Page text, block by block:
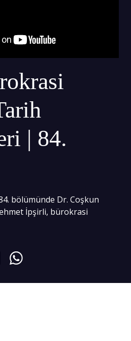
| 84.
bölümünde Dr. Coşkun
İpşirli, bürokrasi